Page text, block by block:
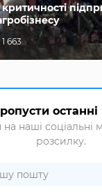
критичності
1 663
на наші соціальні
розсилку.